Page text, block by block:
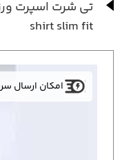
shirt slim fit
امکان ارسال